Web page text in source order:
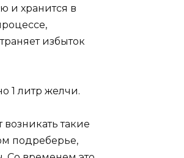
и хранится в
избыток
1 литр желчи.
такие
подреберье,